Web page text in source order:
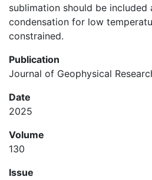
sublimation should be
condensation for low
constrained.
Publication
Journal of Geophysical
Date
2025
Volume
130
Issue